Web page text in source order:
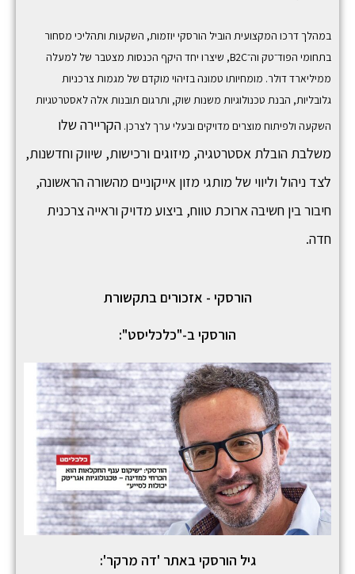
במהלך דרכו המקצועית הוביל הורסקי יוזמות, השקעות ותהליכי מסחור
בתחומי הפוד־טק וה־B2C, שיצרו יחד היקף הכנסות מצטבר של למעלה
ממיליארד דולר. מומחיותו טמונה בזיהוי מוקדם של מגמות צרכניות
גלובליות, הבנת טכנולוגיות משנות שוק, ותרגום תובנות אלה לאסטרטגיות
השקעה ולפיתוח מוצרים מדויקים ובעלי ערך לצרכן. הקריירה שלו
משלבת הובלת אסטרטגיה, מיזוגים ורכישות, שיווק וחדשנות,
לצד ניהול וליווי של מותגי מזון אייקוניים מהשורה הראשונה,
חיבור בין חשיבה ארוכת טווח, ביצוע מדויק וראייה צרכנית
חדה.
הורסקי - אזכורים בתקשורת
הורסקי ב-"כלכליסט":
גיל הורסקי באתר 'דה מרקר':